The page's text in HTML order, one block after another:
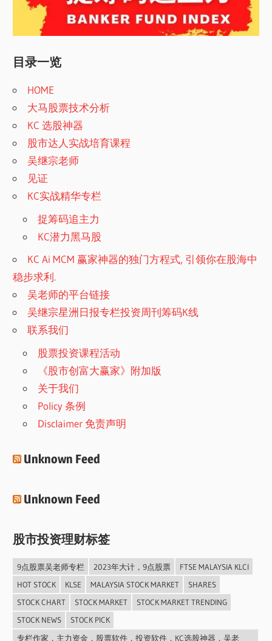
目录一览
HOME
大马股票技术分析
KC 选股神器
股市达人实战培育课程
吴继宗老师
见证
KC实战精华专栏
捉筹码追主力
KC潜力黑马股
KC Ai MCM 赢家神器的独门方程式, 引领你在股海中
稳步求利.
吴老师的平台链接
吴继宗星洲日报专栏投资周刊筹码K线
联系我们
股票投资课程活动
《股市创富大赢家》附加版
关于我们
Policy 条例
Disclaimer 免责声明
Unknown Feed
Unknown Feed
股市投资理财标签
9点股票吴老师专栏 2023年大计，9点股票
FTSE MALAYSIA KLCI
HOT STOCK
KLSE MALAYSIA STOCK MARKET
SHARES
STOCK CHART
STOCK MARKET
STOCK MARKET TRENDING
STOCK NEWS
STOCK PICK
专栏作家，主力资金，股票软件，投资软件，KC选股神器，吴老